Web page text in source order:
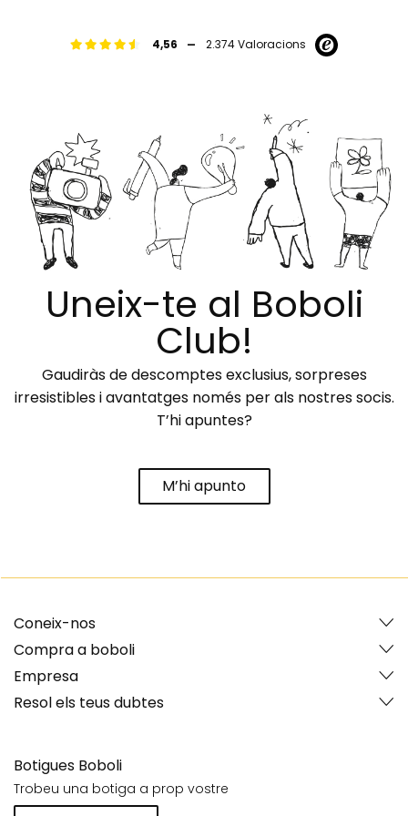
4,56 - 2.374 Valoracions
Uneix-te al Boboli
Club!
Gaudiràs de descomptes exclusius, sorpreses
irresistibles i avantatges només per als nostres socis.
T’hi apuntes?
M’hi apunto
Coneix-nos
Compra a boboli
Empresa
Resol els teus dubtes
Botigues Boboli
Trobeu una botiga a prop vostre